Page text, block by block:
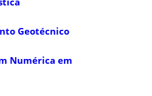
Geotécnico
Numérica em